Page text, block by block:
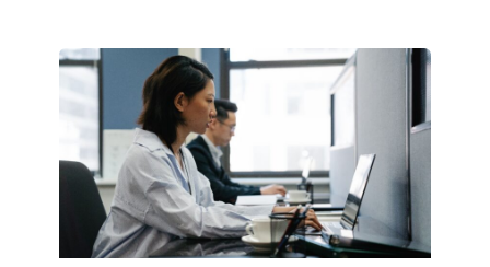
БИЗНЕСА:
КАКИЕ
3
ЗАДАЧИ
ЕМУ
МОЖНО
ПОРУЧИТЬ
УЖЕ